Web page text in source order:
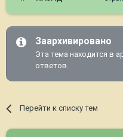
Заархивировано
Эта тема находится в
ответов.
Перейти к списку тем